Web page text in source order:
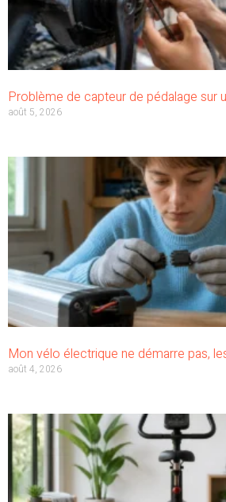
Problème de capteur de pédalage sur
août 5, 2026
Mon vélo électrique ne démarre pas,
août 4, 2026